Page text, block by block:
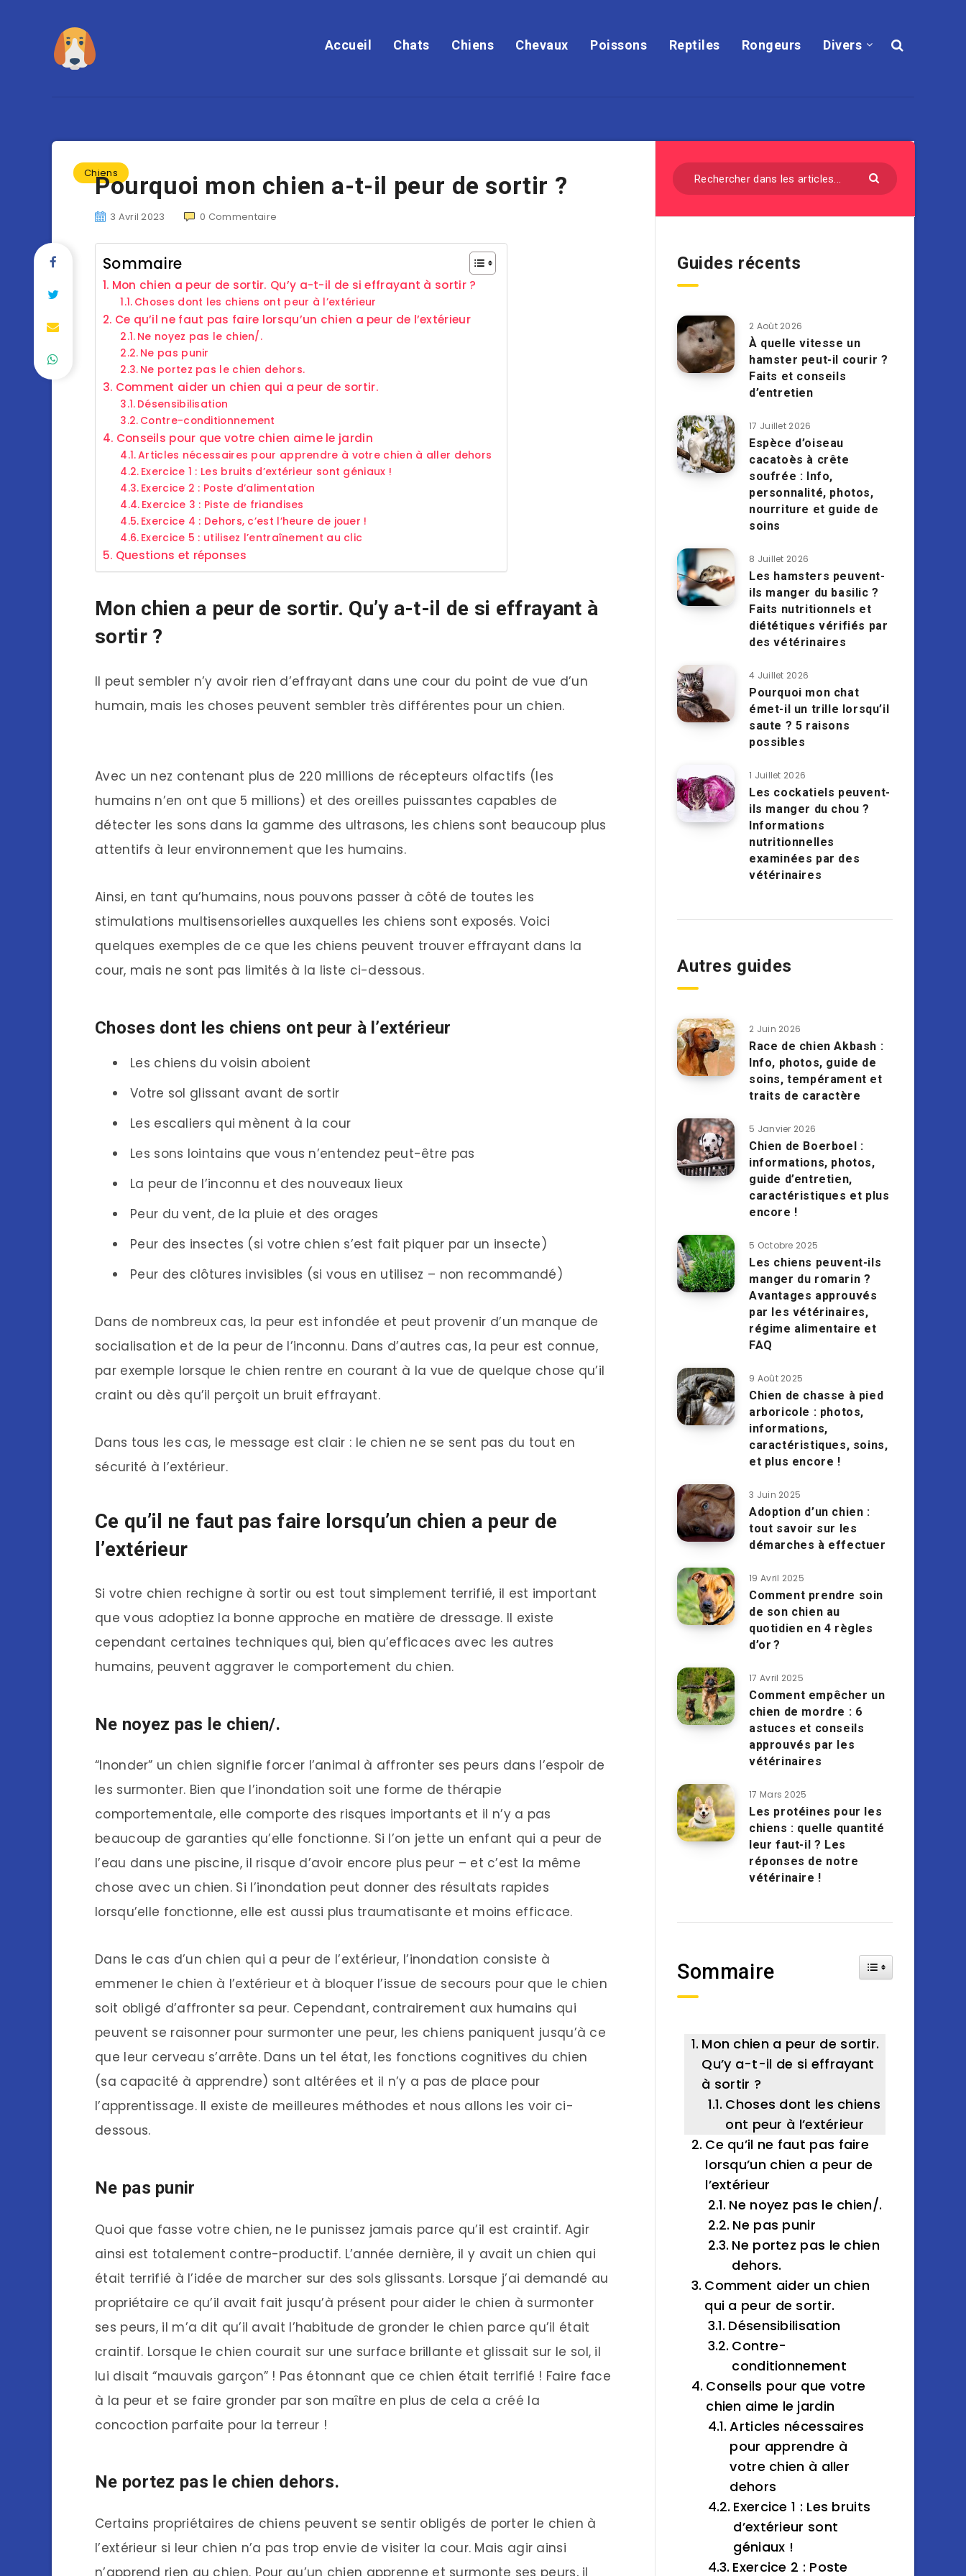
Accueil Chats Chiens Chevaux Poissons Reptiles Rongeurs Divers
Chiens
Pourquoi mon chien a-t-il peur de sortir ?
3 Avril 2023 0 Commentaire
Sommaire
Mon chien a peur de sortir. Qu’y a-t-il de si effrayant à sortir ?
Choses dont les chiens ont peur à l’extérieur
Ce qu’il ne faut pas faire lorsqu’un chien a peur de l’extérieur
Ne noyez pas le chien/.
Ne pas punir
Ne portez pas le chien dehors.
Comment aider un chien qui a peur de sortir.
Désensibilisation
Contre-conditionnement
Conseils pour que votre chien aime le jardin
Articles nécessaires pour apprendre à votre chien à aller dehors
Exercice 1 : Les bruits d’extérieur sont géniaux !
Exercice 2 : Poste d’alimentation
Exercice 3 : Piste de friandises
Exercice 4 : Dehors, c’est l’heure de jouer !
Exercice 5 : utilisez l’entraînement au clic
Questions et réponses
Mon chien a peur de sortir. Qu’y a-t-il de si effrayant à
sortir ?
Il peut sembler n’y avoir rien d’effrayant dans une cour du point de vue d’un
humain, mais les choses peuvent sembler très différentes pour un chien.
Avec un nez contenant plus de 220 millions de récepteurs olfactifs (les
humains n’en ont que 5 millions) et des oreilles puissantes capables de
détecter les sons dans la gamme des ultrasons, les chiens sont beaucoup plus
attentifs à leur environnement que les humains.
Ainsi, en tant qu’humains, nous pouvons passer à côté de toutes les
stimulations multisensorielles auxquelles les chiens sont exposés. Voici
quelques exemples de ce que les chiens peuvent trouver effrayant dans la
cour, mais ne sont pas limités à la liste ci-dessous.
Choses dont les chiens ont peur à l’extérieur
Les chiens du voisin aboient
Votre sol glissant avant de sortir
Les escaliers qui mènent à la cour
Les sons lointains que vous n’entendez peut-être pas
La peur de l’inconnu et des nouveaux lieux
Peur du vent, de la pluie et des orages
Peur des insectes (si votre chien s’est fait piquer par un insecte)
Peur des clôtures invisibles (si vous en utilisez – non recommandé)
Dans de nombreux cas, la peur est infondée et peut provenir d’un manque de
socialisation et de la peur de l’inconnu. Dans d’autres cas, la peur est connue,
par exemple lorsque le chien rentre en courant à la vue de quelque chose qu’il
craint ou dès qu’il perçoit un bruit effrayant.
Dans tous les cas, le message est clair : le chien ne se sent pas du tout en
sécurité à l’extérieur.
Ce qu’il ne faut pas faire lorsqu’un chien a peur de
l’extérieur
Si votre chien rechigne à sortir ou est tout simplement terrifié, il est important
que vous adoptiez la bonne approche en matière de dressage. Il existe
cependant certaines techniques qui, bien qu’efficaces avec les autres
humains, peuvent aggraver le comportement du chien.
Ne noyez pas le chien/.
“Inonder” un chien signifie forcer l’animal à affronter ses peurs dans l’espoir de
les surmonter. Bien que l’inondation soit une forme de thérapie
comportementale, elle comporte des risques importants et il n’y a pas
beaucoup de garanties qu’elle fonctionne. Si l’on jette un enfant qui a peur de
l’eau dans une piscine, il risque d’avoir encore plus peur – et c’est la même
chose avec un chien. Si l’inondation peut donner des résultats rapides
lorsqu’elle fonctionne, elle est aussi plus traumatisante et moins efficace.
Dans le cas d’un chien qui a peur de l’extérieur, l’inondation consiste à
emmener le chien à l’extérieur et à bloquer l’issue de secours pour que le chien
soit obligé d’affronter sa peur. Cependant, contrairement aux humains qui
peuvent se raisonner pour surmonter une peur, les chiens paniquent jusqu’à ce
que leur cerveau s’arrête. Dans un tel état, les fonctions cognitives du chien
(sa capacité à apprendre) sont altérées et il n’y a pas de place pour
l’apprentissage. Il existe de meilleures méthodes et nous allons les voir ci-
dessous.
Ne pas punir
Quoi que fasse votre chien, ne le punissez jamais parce qu’il est craintif. Agir
ainsi est totalement contre-productif. L’année dernière, il y avait un chien qui
était terrifié à l’idée de marcher sur des sols glissants. Lorsque j’ai demandé au
propriétaire ce qu’il avait fait jusqu’à présent pour aider le chien à surmonter
ses peurs, il m’a dit qu’il avait l’habitude de gronder le chien parce qu’il était
craintif. Lorsque le chien courait sur une surface brillante et glissait sur le sol, il
lui disait “mauvais garçon” ! Pas étonnant que ce chien était terrifié ! Faire face
à la peur et se faire gronder par son maître en plus de cela a créé la
concoction parfaite pour la terreur !
Ne portez pas le chien dehors.
Certains propriétaires de chiens peuvent se sentir obligés de porter le chien à
l’extérieur si leur chien n’a pas trop envie de visiter la cour. Mais agir ainsi
n’apprend rien au chien. Pour qu’un chien apprenne et surmonte ses peurs, il
Guides récents
2 Août 2026
À quelle vitesse un
hamster peut-il courir ?
Faits et conseils
d’entretien
17 Juillet 2026
Espèce d’oiseau
cacatoès à crête
soufrée : Info,
personnalité, photos,
nourriture et guide de
soins
8 Juillet 2026
Les hamsters peuvent-
ils manger du basilic ?
Faits nutritionnels et
diététiques vérifiés par
des vétérinaires
4 Juillet 2026
Pourquoi mon chat
émet-il un trille lorsqu’il
saute ? 5 raisons
possibles
1 Juillet 2026
Les cockatiels peuvent-
ils manger du chou ?
Informations
nutritionnelles
examinées par des
vétérinaires
Autres guides
2 Juin 2026
Race de chien Akbash :
Info, photos, guide de
soins, tempérament et
traits de caractère
5 Janvier 2026
Chien de Boerboel :
informations, photos,
guide d’entretien,
caractéristiques et plus
encore !
5 Octobre 2025
Les chiens peuvent-ils
manger du romarin ?
Avantages approuvés
par les vétérinaires,
régime alimentaire et
FAQ
9 Août 2025
Chien de chasse à pied
arboricole : photos,
informations,
caractéristiques, soins,
et plus encore !
3 Juin 2025
Adoption d’un chien :
tout savoir sur les
démarches à effectuer
19 Avril 2025
Comment prendre soin
de son chien au
quotidien en 4 règles
d’or ?
17 Avril 2025
Comment empêcher un
chien de mordre : 6
astuces et conseils
approuvés par les
vétérinaires
17 Mars 2025
Les protéines pour les
chiens : quelle quantité
leur faut-il ? Les
réponses de notre
vétérinaire !
Sommaire Toggle Table of
Mon chien a peur de sortir.
Qu’y a-t-il de si effrayant
à sortir ?
Choses dont les chiens
ont peur à l’extérieur
Ce qu’il ne faut pas faire
lorsqu’un chien a peur de
l’extérieur
Ne noyez pas le chien/.
Ne pas punir
Ne portez pas le chien
dehors.
Comment aider un chien
qui a peur de sortir.
Désensibilisation
Contre-
conditionnement
Conseils pour que votre
chien aime le jardin
Articles nécessaires
pour apprendre à
votre chien à aller
dehors
Exercice 1 : Les bruits
d’extérieur sont
géniaux !
Exercice 2 : Poste